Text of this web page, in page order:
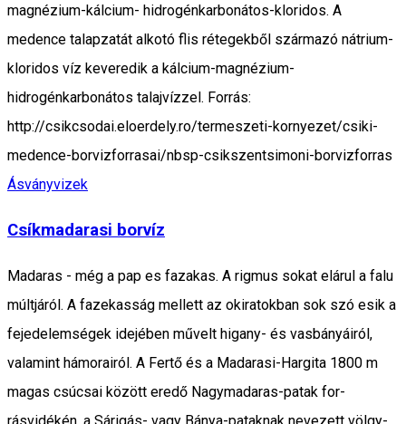
magnézium-kálcium- hidrogénkarbonátos-kloridos. A
medence talapzatát alkotó flis rétegekből származó nátrium-
kloridos víz keveredik a kálcium-magnézium-
hidrogénkarbonátos talajvízzel. Forrás:
http://csikcsodai.eloerdely.ro/termeszeti-kornyezet/csiki-
medence-borvizforrasai/nbsp-csikszentsimoni-borvizforras
Ásványvizek
Csíkmadarasi borvíz
Madaras - még a pap es fazakas. A rigmus sokat elárul a falu
múltjáról. A fazekasság mellett az okiratokban sok szó esik a
fejedelemségek idejében művelt higany- és vasbányá­iról,
valamint hámorairól. A Fertő és a Madarasi-Hargita 1800 m
magas csúcsai között eredő Nagymadaras-patak for­